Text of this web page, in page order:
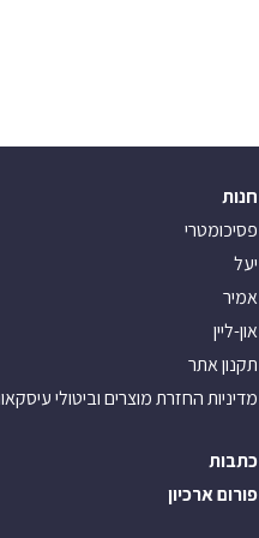
חנות
פסיכומטרי
יעל
אמיר
און-ליין
תקנון אתר
מדיניות החזרת מוצרים וביטולי
כתבות
פורום ארכיון